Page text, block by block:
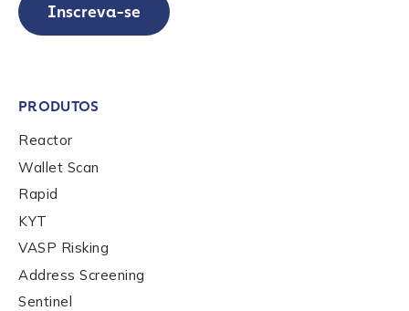
Contact us
Inscreva-se
PRODUTOS
Reactor
Wallet Scan
Rapid
KYT
VASP Risking
Address Screening
Sentinel